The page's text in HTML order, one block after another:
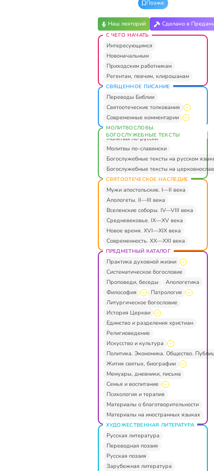
Позже
Наш лекторий Сделано в
С ЧЕГО НАЧАТЬ
Интересующимся
Новоначальным
Приходским работникам
Регентам, певчим, клирошанам
СВЯЩЕННОЕ ПИСАНИЕ
Переводы Библии
Святоотеческие толкования
Современные комментарии
МОЛИТВОСЛОВЫ.
БОГОСЛУЖЕБНЫЕ ТЕКСТЫ
Молитвы по-русски
Молитвы по-славянски
Богослужебные тексты на русском
Богослужебные тексты на
СВЯТООТЕЧЕСКОЕ НАСЛЕДИЕ
Мужи апостольские. I—II века
Апологеты. II—III века
Вселенские соборы. IV—VIII века
Средневековье. IX—XV века
Новое время. XVI—XIX века
Современность. XX—XXI века
ПРЕДМЕТНЫЙ КАТАЛОГ
Практика духовной жизни
Систематическое богословие
Проповеди, беседы
Апологетика
Философия
Патрология
Литургическое богословие
История Церкви
Единство и разделения христиан
Религиоведение
Искусство и культура
Политика. Экономика. Общество.
Жития святых, биографии
Мемуары, дневники, письма
Семья и воспитание
Психология и терапия
Материалы о благотворительности
Материалы на иностранных языках
ХУДОЖЕСТВЕННАЯ ЛИТЕРАТУРА
Русская литература
Переводная поэзия
Русская поэзия
Зарубежная литература